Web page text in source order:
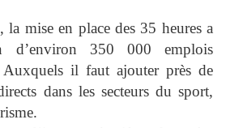
mise en place des 35 heures a
d’environ 350 000 emplois
il faut ajouter près de
dans les secteurs du sport,